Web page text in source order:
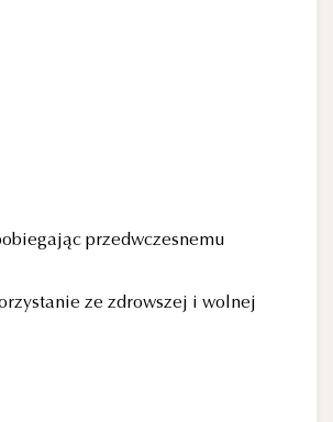
przedwczesnemu
ze zdrowszej i wolnej